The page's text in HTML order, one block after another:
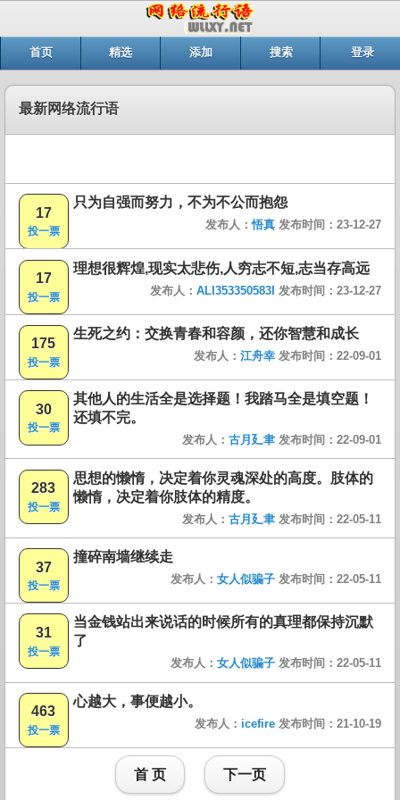
首页 精选 添加 搜索 登录
最新网络流行语
17
投一票
只为自强而努力，不为不公而抱怨
发布人：悟真 发布时间：23-12-27
17
投一票
理想很辉煌,现实太悲伤,人穷志不短,志当存高远
发布人： ALI353350583I 发布时间：23-12-27
175
投一票
生死之约：交换青春和容颜，还你智慧和成长
发布人： 江舟幸 发布时间：22-09-01
30
投一票
其他人的生活全是选择题！我踏马全是填空题！
还填不完。
发布人： 古月廴聿 发布时间：22-09-01
283
投一票
思想的懒惰，决定着你灵魂深处的高度。肢体的
懒惰，决定着你肢体的精度。
发布人： 古月廴聿 发布时间：22-05-11
37
投一票
撞碎南墙继续走
发布人： 女人似骗子 发布时间：22-05-11
31
投一票
当金钱站出来说话的时候所有的真理都保持沉默
了
发布人： 女人似骗子 发布时间：22-05-11
463
投一票
心越大，事便越小。
发布人： icefire 发布时间：21-10-19
首 页 下一页